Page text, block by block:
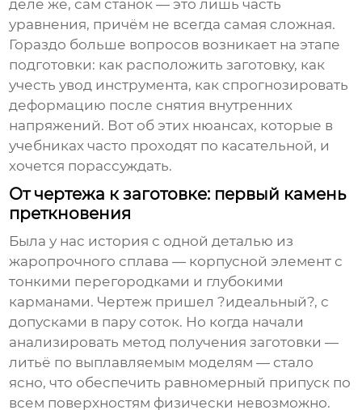
деле же, сам станок — это лишь часть
уравнения, причём не всегда самая сложная.
Гораздо больше вопросов возникает на этапе
подготовки: как расположить заготовку, как
учесть увод инструмента, как спрогнозировать
деформацию после снятия внутренних
напряжений. Вот об этих нюансах, которые в
учебниках часто проходят по касательной, и
хочется порассуждать.
От чертежа к заготовке: первый камень
преткновения
Была у нас история с одной деталью из
жаропрочного сплава — корпусной элемент с
тонкими перегородками и глубокими
карманами. Чертеж пришел ?идеальный?, с
допусками в пару соток. Но когда начали
анализировать метод получения заготовки —
литьё по выплавляемым моделям — стало
ясно, что обеспечить равномерный припуск по
всем поверхностям физически невозможно.